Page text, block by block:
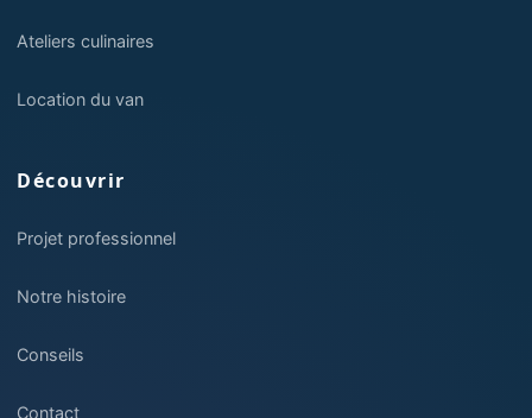
Ateliers culinaires
Location du van
Découvrir
Projet professionnel
Notre histoire
Conseils
Contact